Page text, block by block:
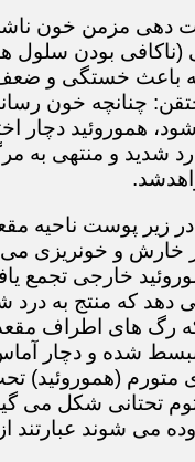
دهی مزمن خون
(ناکافی بودن سلول
باعث خستگی و
چنانچه خون
هموروئید دچار
شدید و منتهی به
زیر پوست ناحیه
خارش و خونریزی
خارجی تجمع
دهد که منتج به درد
رگ های اطراف
شده و دچار
(هموروئید)
تحتانی شکل می
می شوند عبارتند